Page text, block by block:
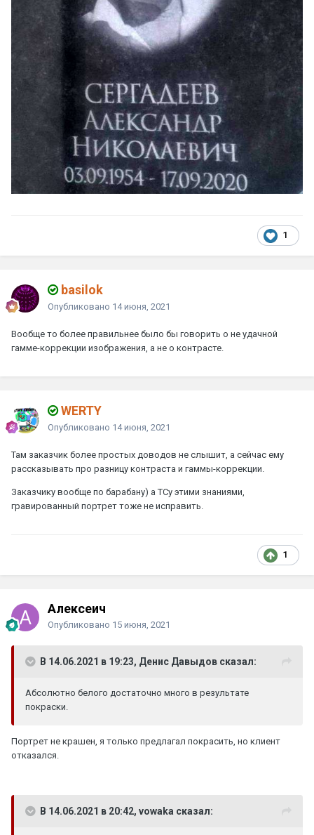
1
basilok
Опубликовано 14 июня, 2021
Вообще то более правильнее было бы говорить о не удачной
гамме-коррекции изображения, а не о контрасте.
WERTY
Опубликовано 14 июня, 2021
Там заказчик более простых доводов не слышит, а сейчас ему
рассказывать про разницу контраста и гаммы-коррекции.
Заказчику вообще по барабану) а ТСу этими знаниями,
гравированный портрет тоже не исправить.
1
Алексеич
Опубликовано 15 июня, 2021
В 14.06.2021 в 19:23, Денис Давыдов сказал:
Абсолютно белого достаточно много в результате
покраски.
Портрет не крашен, я только предлагал покрасить, но клиент
отказался.
В 14.06.2021 в 20:42, vowaka сказал: